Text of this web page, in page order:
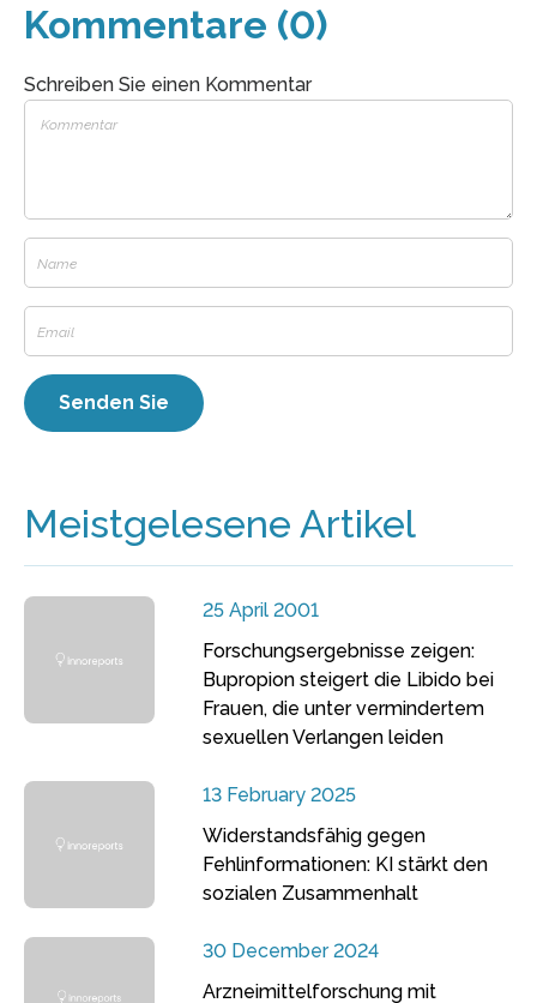
Kommentare (0)
Schreiben Sie einen Kommentar
Meistgelesene Artikel
25 April 2001
Forschungsergebnisse zeigen:
Bupropion steigert die Libido bei
Frauen, die unter vermindertem
sexuellen Verlangen leiden
13 February 2025
Widerstandsfähig gegen
Fehlinformationen: KI stärkt den
sozialen Zusammenhalt
30 December 2024
Arzneimittelforschung mit